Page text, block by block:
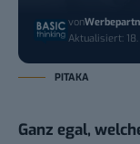
von
Aktualisiert:
PITAKA
Ganz egal,